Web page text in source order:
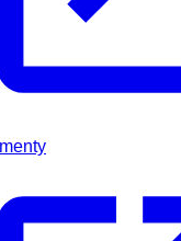
Oblečenie